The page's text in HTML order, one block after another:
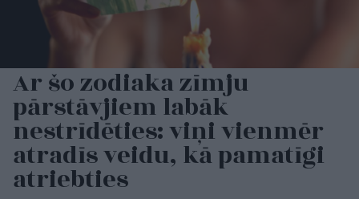
Ar šo zodiaka zīmju
pārstāvjiem labāk
nestrīdēties: viņi vienmēr
atradīs veidu, kā pamatīgi
atriebties